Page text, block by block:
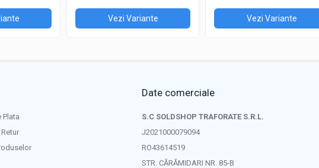
Vezi Variante Vezi Variante
Plata
Date comerciale
S.C SOLDSHOP TRAFORATE S.R.L.
J2021000079094
RO43614519
STR. CĂRĂMIDARI NR. 85-B